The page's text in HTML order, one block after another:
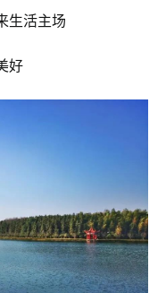
生活主场
好